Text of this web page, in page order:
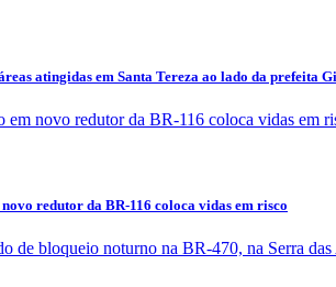
atingidas em Santa Tereza ao lado da prefeita
redutor da BR-116 coloca vidas em risco